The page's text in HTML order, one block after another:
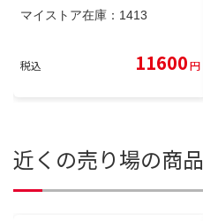
マイストア在庫： 1413
税込 11600円
近くの売り場の商品